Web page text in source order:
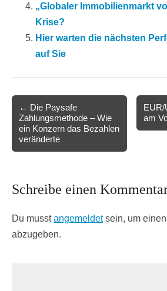
„Globaler Immobilienmarkt
Krise?
Hier warten die nächsten
auf Sie
navigation
← Die Paysafe
Zahlungsmethode – Wie
ein Konzern das Bezahlen
veränderte
am
Schreibe einen
Du musstangemeldetsein, um
abzugeben.